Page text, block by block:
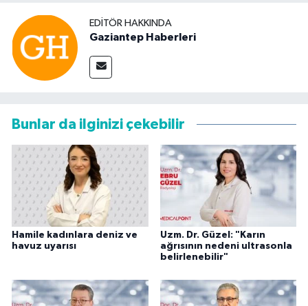
EDITÖR HAKKINDA
Gaziantep Haberleri
Bunlar da ilginizi çekebilir
Hamile kadınlara deniz ve
havuz uyarısı
Uzm. Dr. Güzel: "Karın
ağrısının nedeni ultrasonla
belirlenebilir"